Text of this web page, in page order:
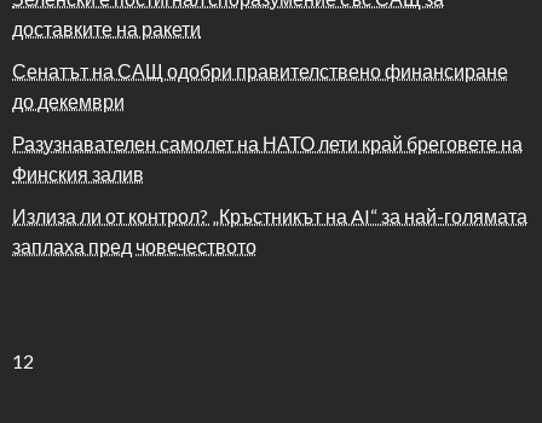
доставките на ракети
Сенатът на САЩ одобри правителствено финансиране
до декември
Разузнавателен самолет на НАТО лети край бреговете на
Финския залив
Излиза ли от контрол? „Кръстникът на AI“ за най-голямата
заплаха пред човечеството
12